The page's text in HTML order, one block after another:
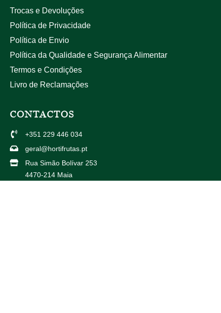
Trocas e Devoluções
Política de Privacidade
Política de Envio
Política da Qualidade e Segurança Alimentar
Termos e Condições
Livro de Reclamações
CONTACTOS
+351 229 446 034
geral@hortifrutas.pt
Rua Simão Bolívar 253
4470-214 Maia